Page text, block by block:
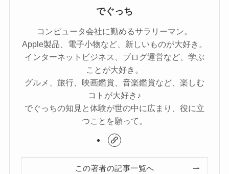
でぐっち
コンピュータ会社に勤めるサラリーマン。
Apple製品、電子小物など、新しいものが大好き。
インターネットビジネス、ブログ運営など、学ぶ
ことが大好き。
グルメ、旅行、映画鑑賞、音楽鑑賞など、楽しむ
コトが大好き♪
でぐっちの知見と体験が世の中に広まり、役に立
つことを願って。
この著者の記事一覧へ